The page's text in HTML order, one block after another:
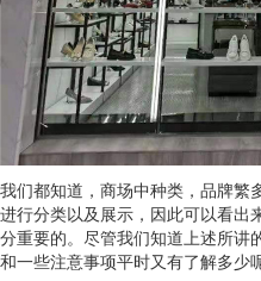
我们都知道，商场中种类，品牌繁
进行分类以及展示，因此可以看出
分重要的。尽管我们知道上述所讲
和一些注意事项平时又有了解多少